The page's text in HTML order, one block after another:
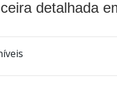
detalhada